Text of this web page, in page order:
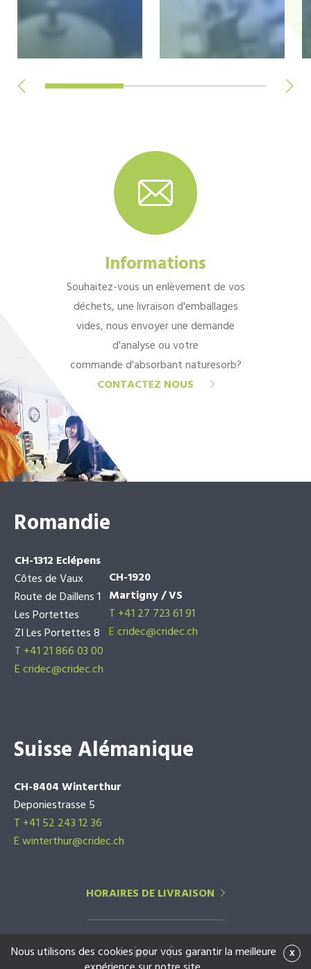
Informations
Souhaitez-vous un enlèvement de vos
déchets, une livraison d'emballages
vides, nous envoyer une demande
d'analyse ou votre
commande d'absorbant naturesorb?
CONTACTEZ NOUS
Romandie
CH-1312 Eclépens
Côtes de Vaux
Route de Daillens 1
Les Portettes
ZI Les Portettes 8
T +41 21 866 03 00
Ecridec@cridec.ch
CH-1920
Martigny / VS
T +41 27 723 61 91
Ecridec@cridec.ch
Suisse Alémanique
CH-8404 Winterthur
Deponiestrasse 5
T +41 52 243 12 36
E winterthur@cridec.ch
HORAIRES DE LIVRAISON
x
Nous utilisons des cookies pour vous garantir la meilleure